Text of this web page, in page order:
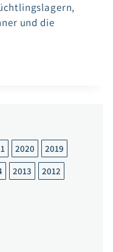
und die
2020
2019
2013
2012